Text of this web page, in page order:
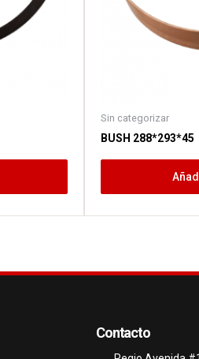
Sin categorizar
BUSH 288*293*45
Contacto